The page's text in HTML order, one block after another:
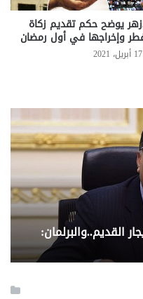
يوضح حكم تقديم زكاة
وإخراجها في أول رمضان
17 أبريل، 2021
القديم..والبرلمان:
..
من